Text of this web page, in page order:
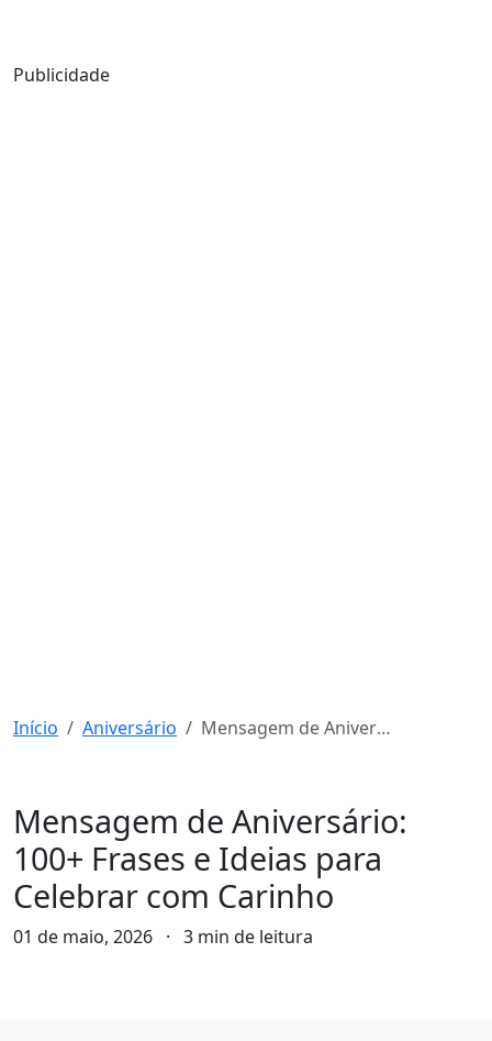
Publicidade
Início Aniversário Mensagem de Aniversário: 100+ Frases e Ideias para Celebrar com Carinho
Mensagem de Aniversário:
100+ Frases e Ideias para
Celebrar com Carinho
01 de maio, 2026 · 3 min de leitura